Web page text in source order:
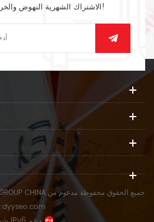
الاشتراك الشهرية النهوض والخروج منتج آخر الأخبار!
حقوق الطبع والنشر © 2026 AP GROUP CHINA.جميع الحقوق محفوظة مدعوم من
:dyyseo.com